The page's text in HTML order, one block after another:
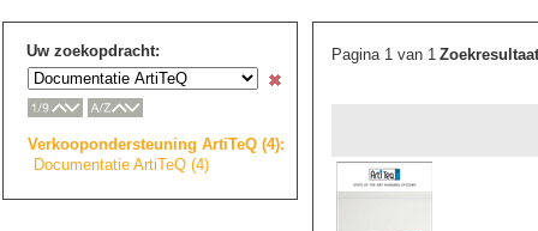
Uw zoekopdracht:
Verkoopondersteuning ArtiTeQ (4):
Documentatie ArtiTeQ (4)
Pagina 1 van 1Zoekresultaat